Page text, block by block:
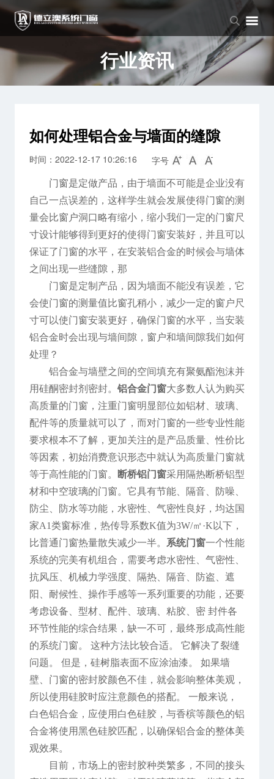
品牌中心
品牌介绍
企业文化
产品中心
窗系列
门系列
新闻中心
公司新闻
行业资讯
行业资讯
如何处理铝合金与墙面的缝隙
时间：2022-12-17 10:26:16 字号
门窗是定做产品，由于墙面不可能是企业没有
自己一点误差的，这样学生就会发展使得门窗的测
量会比窗户洞口略有缩小，缩小我们一定的门窗尺
寸设计能够得到更好的使得门窗安装好，并且可以
保证了门窗的水平，在安装铝合金的时候会与墙体
之间出现一些缝隙，那
门窗是定制产品，因为墙面不能没有误差，它
会使门窗的测量值比窗孔稍小，减少一定的窗户尺
寸可以使门窗安装更好，确保门窗的水平，当安装
铝合金时会出现与墙间隙，窗户和墙间隙我们如何
处理？
铝合金与墙壁之间的空间填充有聚氨酯泡沫并
用硅酮密封剂密封。 铝合金门窗大多数人认为购买
高质量的门窗，注重门窗明显部位如铝材、玻璃、
配件等的质量就可以了，而对门窗的一些专业性能
要求根本不了解，更加关注的是产品质量、性价比
等因素，初始消费意识形态中就认为高质量门窗就
等于高性能的门窗。
断桥铝门窗采用隔热断桥铝型
材和中空玻璃的门窗。它具有节能、隔音、防噪、
防尘、防水等功能，水密性、气密性良好，均达国
家A1类窗标准，热传导系数K值为3W/㎡·K以下，
比普通门窗热量散失减少一半。
系统门窗一个性能
系统的完美有机组合，需要考虑水密性、气密性、
抗风压、机械力学强度、隔热、隔音、防盗、遮
阳、耐候性、操作手感等一系列重要的功能，还要
考虑设备、型材、配件、玻璃、粘胶、密 封件各
环节性能的综合结果，缺一不可，最终形成高性能
的系统门窗。 这种方法比较合适。 它解决了裂缝
问题。 但是，硅树脂表面不应涂油漆。 如果墙
壁、门窗的密封胶颜色不佳，就会影响整体美观，
所以使用硅胶时应注意颜色的搭配。 一般来说，
白色铝合金，应使用白色硅胶，与香槟等颜色的铝
合金将使用黑色硅胶匹配，以确保铝合金的整体美
观效果。
目前，市场上的密封胶种类繁多，不同的接头